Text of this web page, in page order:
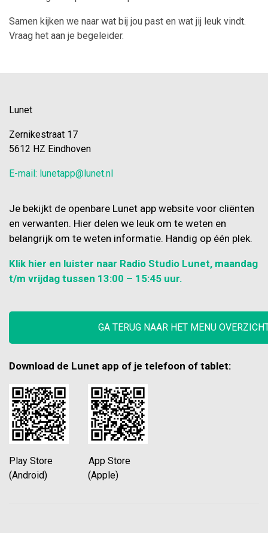
Samen kijken we naar wat bij jou past en wat jij leuk vindt.
Vraag het aan je begeleider.
Lunet
Zernikestraat 17
5612 HZ Eindhoven
E-mail: lunetapp@lunet.nl
Je bekijkt de openbare Lunet app website voor cliënten
en verwanten. Hier delen we leuk om te weten en
belangrijk om te weten informatie. Handig op één plek.
Klik hier en luister naar Radio Studio Lunet, maandag
t/m vrijdag tussen 13:00 – 15:45 uur.
GA TERUG NAAR HET MENU
Download de Lunet app of je telefoon of tablet:
Play Store App Store
(Android) (Apple)